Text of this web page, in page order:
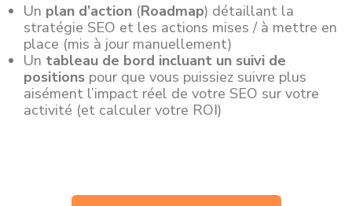
Un plan d’action (Roadmap) détaillant la
stratégie SEO et les actions mises / à mettre en
place (mis à jour manuellement)
Un tableau de bord incluant un suivi de
positions pour que vous puissiez suivre plus
aisément l’impact réel de votre SEO sur votre
activité (et calculer votre ROI)